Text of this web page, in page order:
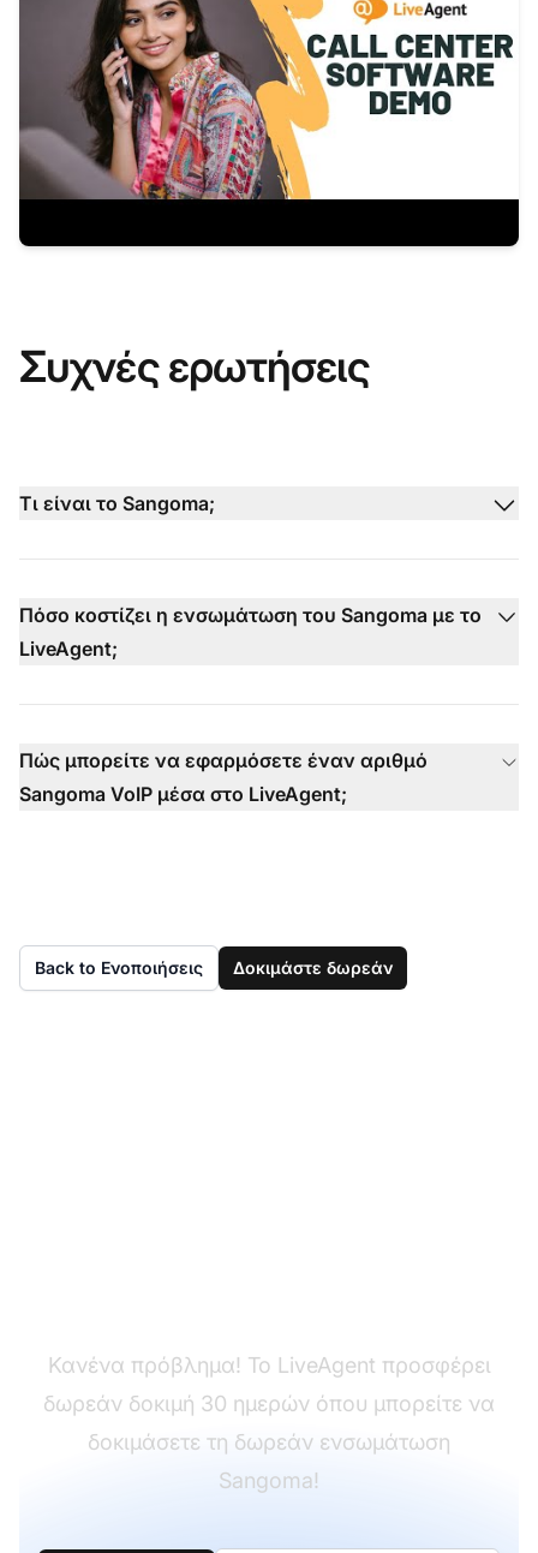
Συχνές ερωτήσεις
Τι είναι το Sangoma;
Πόσο κοστίζει η ενσωμάτωση του Sangoma με το
LiveAgent;
Πώς μπορείτε να εφαρμόσετε έναν αριθμό
Sangoma VoIP μέσα στο LiveAgent;
Back to Ενοποιήσεις Δοκιμάστε δωρεάν
Κανένα πρόβλημα! Το LiveAgent προσφέρει
δωρεάν δοκιμή 30 ημερών όπου μπορείτε να
δοκιμάσετε τη δωρεάν ενσωμάτωση
Sangoma!